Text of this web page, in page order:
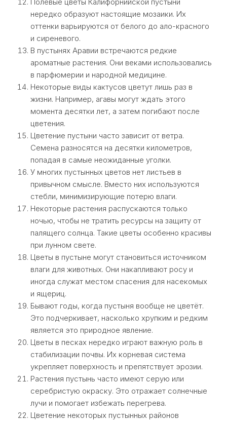
нередко образуют настоящие мозаики. Их
оттенки варьируются от белого до ало-красного
и сиреневого.
В пустынях Аравии встречаются редкие
ароматные растения. Они веками использовались
в парфюмерии и народной медицине.
Некоторые виды кактусов цветут лишь раз в
жизни. Например, агавы могут ждать этого
момента десятки лет, а затем погибают после
цветения.
Цветение пустыни часто зависит от ветра.
Семена разносятся на десятки километров,
попадая в самые неожиданные уголки.
У многих пустынных цветов нет листьев в
привычном смысле. Вместо них используются
стебли, минимизирующие потерю влаги.
Некоторые растения распускаются только
ночью, чтобы не тратить ресурсы на защиту от
палящего солнца. Такие цветы особенно красивы
при лунном свете.
Цветы в пустыне могут становиться источником
влаги для животных. Они накапливают росу и
иногда служат местом спасения для насекомых
и ящериц.
Бывают годы, когда пустыня вообще не цветёт.
Это подчеркивает, насколько хрупким и редким
является это природное явление.
Цветы в песках нередко играют важную роль в
стабилизации почвы. Их корневая система
укрепляет поверхность и препятствует эрозии.
Растения пустынь часто имеют серую или
серебристую окраску. Это отражает солнечные
лучи и помогает избежать перегрева.
Цветение некоторых пустынных районов